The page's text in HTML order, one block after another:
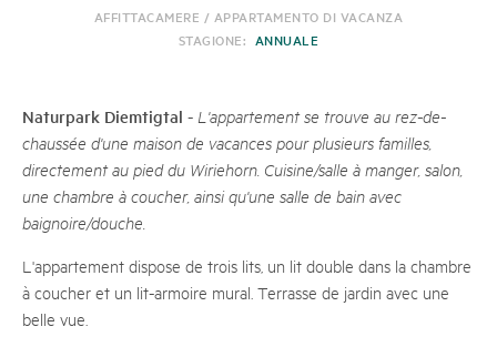
AFFITTACAMERE / APPARTAMENTO DI VACANZA
STAGIONE: ANNUALE
Naturpark Diemtigtal - L'appartement se trouve au rez-de-
chaussée d'une maison de vacances pour plusieurs familles,
directement au pied du Wiriehorn. Cuisine/salle à manger, salon,
une chambre à coucher, ainsi qu'une salle de bain avec
baignoire/douche.
L'appartement dispose de trois lits, un lit double dans la chambre
à coucher et un lit-armoire mural. Terrasse de jardin avec une
belle vue.